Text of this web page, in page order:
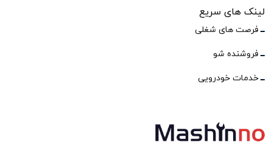
لینک های سریع
فرصت های شغلی
فروشنده شو
خدمات خودرویی